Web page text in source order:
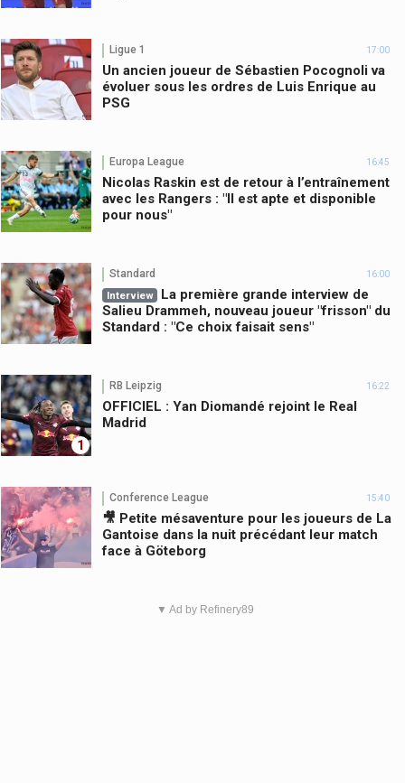
Ligue 1 17:00
Un ancien joueur de Sébastien Pocognoli va
évoluer sous les ordres de Luis Enrique au
PSG
Europa League 16:45
Nicolas Raskin est de retour à l’entraînement
avec les Rangers : "Il est apte et disponible
pour nous"
Standard 16:00
Interview
La première grande interview de
Salieu Drammeh, nouveau joueur "frisson" du
Standard : "Ce choix faisait sens"
1
RB Leipzig 16:22
OFFICIEL : Yan Diomandé rejoint le Real
Madrid
Conference League 15:40
🎥 Petite mésaventure pour les joueurs de La
Gantoise dans la nuit précédant leur match
face à Göteborg
▼ Ad by Refinery89